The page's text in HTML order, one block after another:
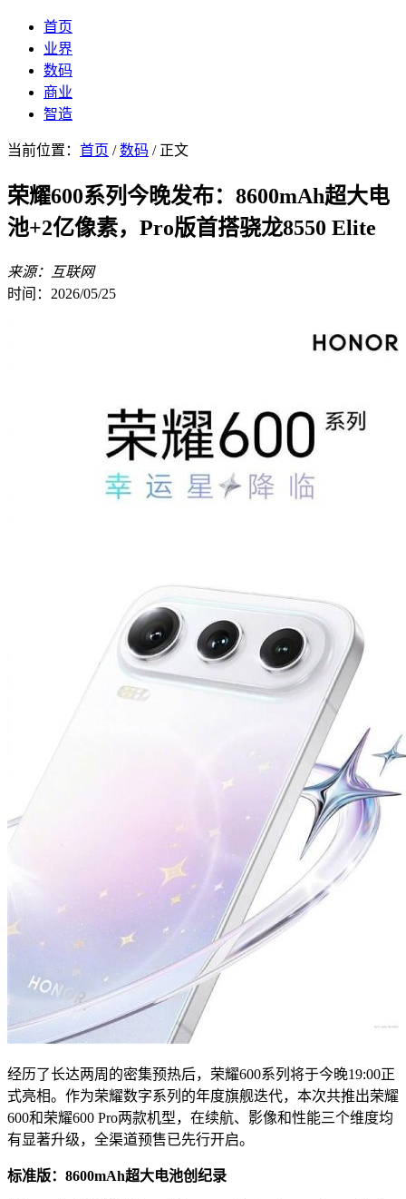
首页
业界
数码
商业
智造
当前位置： 首页 /数码 / 正文
荣耀600系列今晚发布：8600mAh超大电
池+2亿像素，Pro版首搭骁龙8550 Elite
来源：互联网
时间：2026/05/25
经历了长达两周的密集预热后，荣耀600系列将于今晚19:00正
式亮相。作为荣耀数字系列的年度旗舰迭代，本次共推出荣耀
600和荣耀600 Pro两款机型，在续航、影像和性能三个维度均
有显著升级，全渠道预售已先行开启。
标准版：8600mAh超大电池创纪录